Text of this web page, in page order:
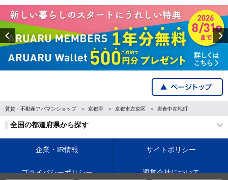
Previous
賃貸・不動産アパマンショップ 京都府 京都市左京区 岩倉中在地町
全国の都道府県から探す
企業・IR情報 サイトポリシー
プライバシーポリシー 運営会社について